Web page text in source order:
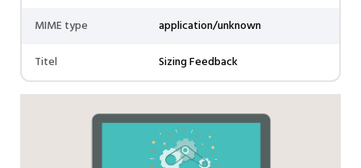
MIME type
application/unknown
Titel
Sizing Feedback